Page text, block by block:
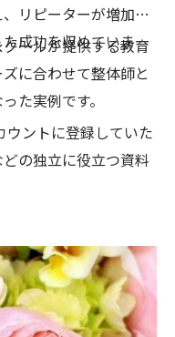
リピーターが増加。
成功を収めていま
ールが提供する教育
に合わせて整体師と
た実例です。
ントに登録していた
の独立に役立つ資料